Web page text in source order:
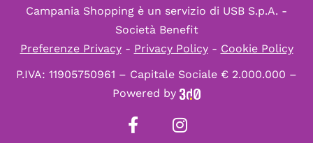
Campania Shopping è un servizio di USB S.p.A. -
Società Benefit
Preferenze Privacy- Privacy Policy- Cookie Policy
P.IVA: 11905750961 – Capitale Sociale € 2.000.000 –
Powered by